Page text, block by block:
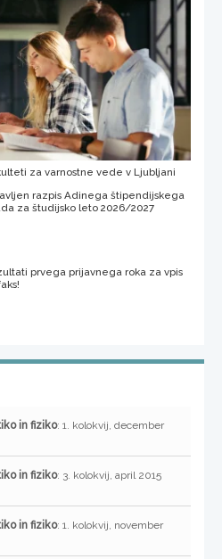
za varnostne vede v Ljubljani
razpis Adinega štipendijskega
za študijsko leto 2026/2027
prvega prijavnega roka za vpis
in fiziko: 1. kolokvij, december
in fiziko: 3. kolokvij, april 2015
in fiziko: 1. kolokvij, november